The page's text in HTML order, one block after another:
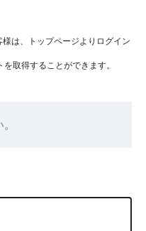
は、トップページよりログイン
取得することができます。